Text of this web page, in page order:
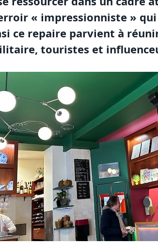
« impressionniste »
ce repaire parvient à
touristes et